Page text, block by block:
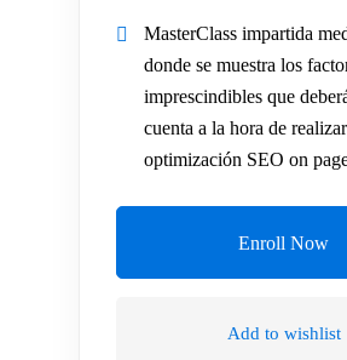
MasterClass impartida
donde se muestra los
imprescindibles que
cuenta a la hora de
optimización SEO on
Enroll Now
Add to wishlist